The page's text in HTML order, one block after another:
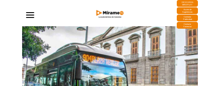
DESCARGA
MIRAPLAY
Buzón de
Sugerencias
Contratar
Publicidad
Contacto
Comercial